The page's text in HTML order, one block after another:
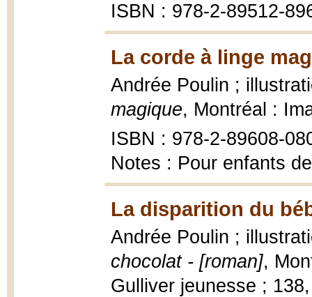
ISBN : 978-2-89512-
La corde à linge
Andrée Poulin ;
magique, Montréal :
ISBN : 978-2-89608-
Notes : Pour enfants
La disparition du
Andrée Poulin ;
chocolat - [roman],
Gulliver jeunesse ;